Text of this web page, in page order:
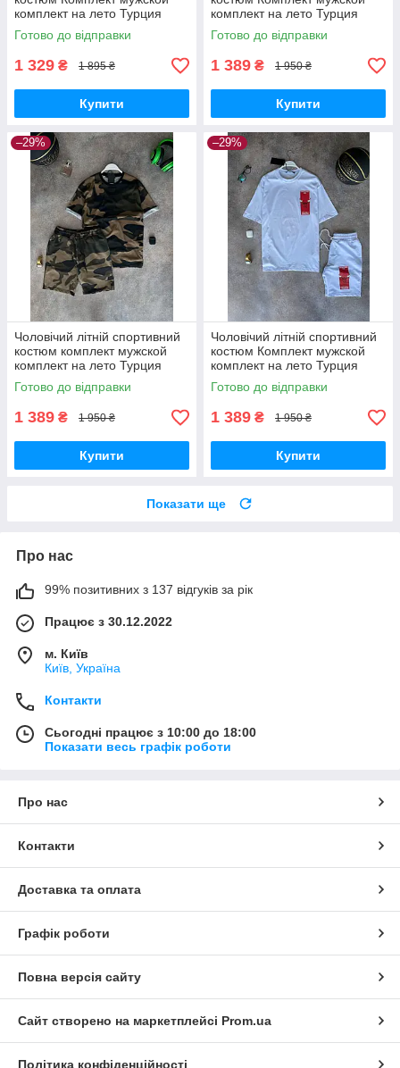
комплект на лето Турция
Готово до відправки
1 329 ₴ 1 895 ₴
Купити
комплект на лето Турция
Готово до відправки
1 389 ₴ 1 950 ₴
Купити
–29%
Чоловічий літній спортивний
костюм комплект мужской
комплект на лето Турция
Готово до відправки
1 389 ₴ 1 950 ₴
Купити
–29%
Чоловічий літній спортивний
костюм Комплект мужской
комплект на лето Турция
Готово до відправки
1 389 ₴ 1 950 ₴
Купити
Показати ще
Про нас
99% позитивних з 137 відгуків за рік
Працює з 30.12.2022
м. Київ
Київ, Україна
Контакти
Сьогодні працює з 10:00 до 18:00
Показати весь графік роботи
Про нас
Контакти
Доставка та оплата
Графік роботи
Повна версія сайту
Сайт створено на маркетплейсі Prom.ua
Політика конфіденційності